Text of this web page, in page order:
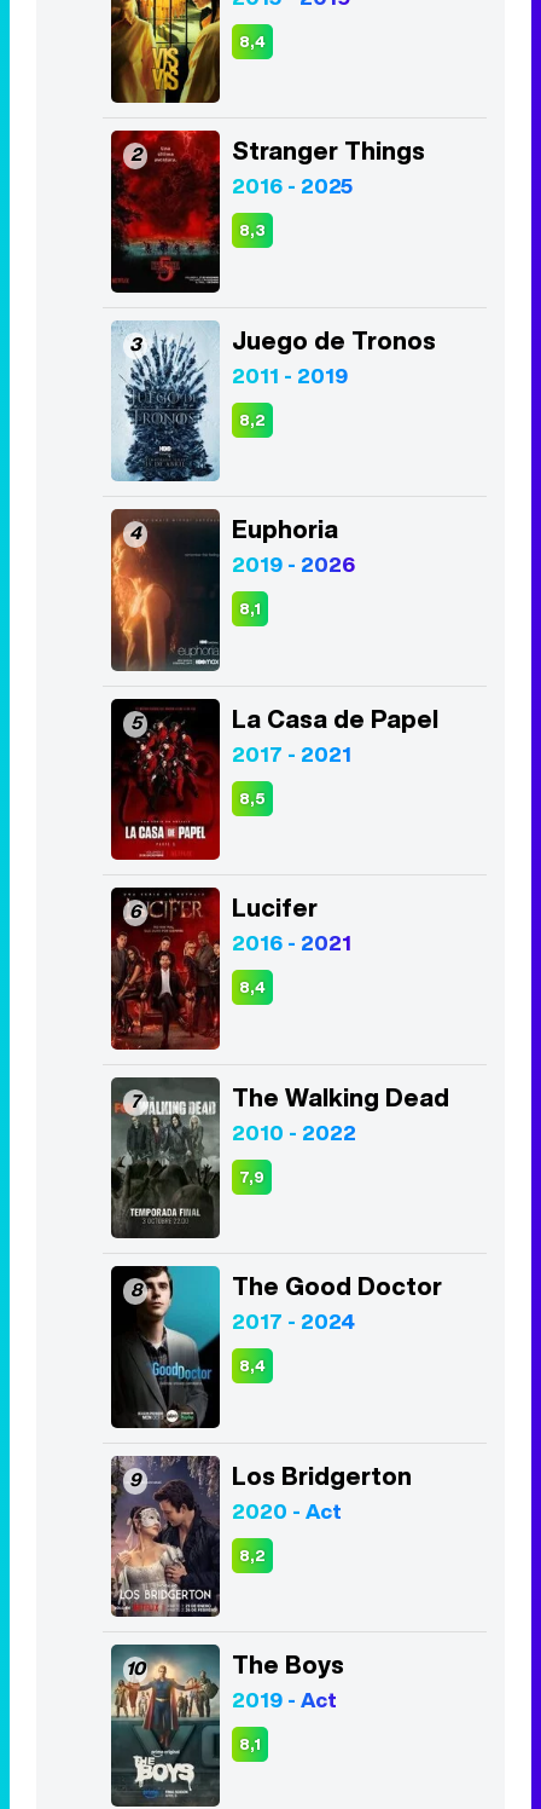
2016 - 2025
8,3
3 Juego de Tronos
2011 - 2019
8,2
4 Euphoria
2019 - 2026
8,1
5 La Casa de Papel
2017 - 2021
8,5
6 Lucifer
2016 - 2021
8,4
7 The Walking Dead
2010 - 2022
7,9
8 The Good Doctor
2017 - 2024
8,4
9 Los Bridgerton
2020 - Act
8,2
10 The Boys
2019 - Act
8,1
Listas